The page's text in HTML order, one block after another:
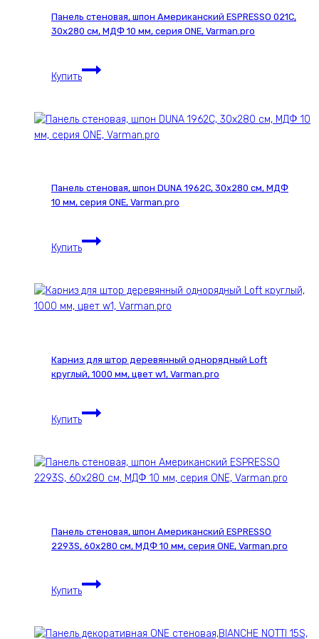
Панель стеновая, шпон Американский ESPRESSO 021С,
30х280 см, МДФ 10 мм, серия ONE, Varman.pro
Купить
Панель
стеновая,
ESPRESSO
МДФ
10
серия
ONE,
Панель стеновая, шпон DUNA 1962С, 30х280 см, МДФ
10 мм, серия ONE, Varman.pro
Купить
Панель
стеновая,
1962С,
10
мм,
ONE,
Varman.pro
Карниз для штор деревянный однорядный Loft
круглый, 1000 мм, цвет w1, Varman.pro
Купить
Карниз
для
однорядный
мм,
цвет
Varman.pro
Панель стеновая, шпон Американский ESPRESSO
2293S, 60х280 см, МДФ 10 мм, серия ONE, Varman.pro
Купить
Панель
стеновая,
Американский